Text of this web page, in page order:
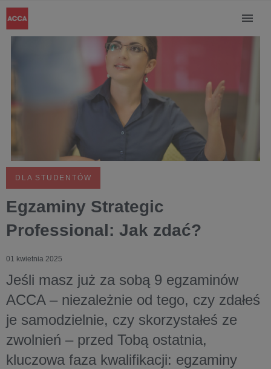
DLA STUDENTÓW
Egzaminy Strategic
Professional: Jak zdać?
01 kwietnia 2025
Jeśli masz już za sobą 9 egzaminów
ACCA – niezależnie od tego, czy zdałeś
je samodzielnie, czy skorzystałeś ze
zwolnień – przed Tobą ostatnia,
kluczowa faza kwalifikacji: egzaminy